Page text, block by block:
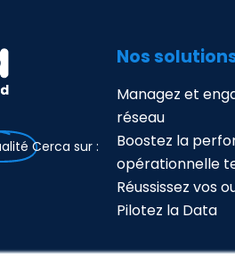
Cerca sur :
Nos
Managez et
réseau
Boostez la
opérationnelle
Réussissez vos
Pilotez la Data